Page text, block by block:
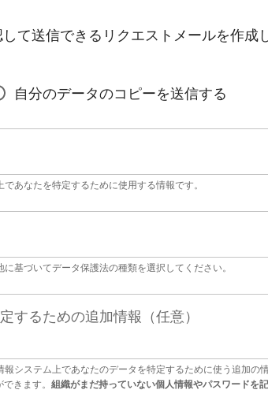
て送信できるリクエストメールを作成
自分のデータのコピーを送信する
あなたを特定するために使用する情報です。
基づいてデータ保護法の種類を選択してください。
するための追加情報（任意）
システム上であなたのデータを特定するために使う追加の
きます。 組織がまだ持っていない個人情報やパスワードを